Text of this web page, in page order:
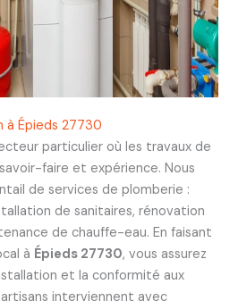
Épieds 27730
particulier où les travaux de
faire et expérience. Nous
de services de plomberie :
de sanitaires, rénovation
de chauffe-eau. En faisant
à Épieds 27730, vous assurez
et la conformité aux
interviennent avec